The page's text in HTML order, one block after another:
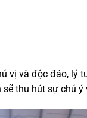
vị và độc đáo, lý
sẽ thu hút sự chú